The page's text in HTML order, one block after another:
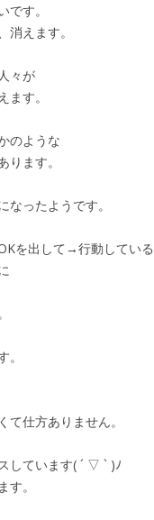
です。
消えます。
々が
ます。
のような
ります。
なったようです。
を出して→行動している
て仕方ありません。
しています( ´ ▽ ` )ﾉ
す。